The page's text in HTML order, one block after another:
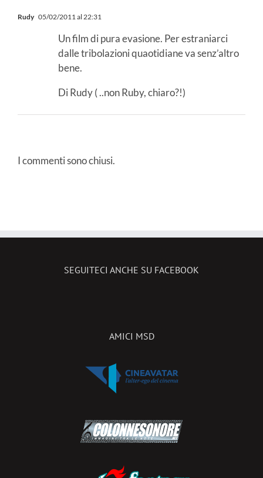
Rudy 05/02/2011 al 22:31
Un film di pura evasione. Per estraniarci
dalle tribolazioni quaotidiane va senz’altro
bene.
Di Rudy ( ..non Ruby, chiaro?!)
I commenti sono chiusi.
SEGUITECI ANCHE SU FACEBOOK
AMICI MSD